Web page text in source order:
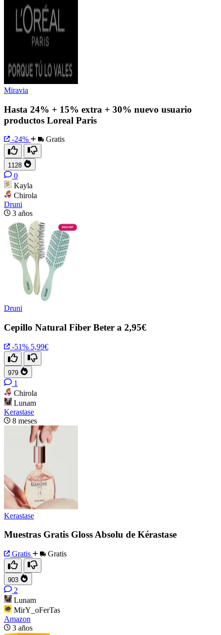
Miravia
Hasta 24% + 15% extra + 30% nuevo usuario
productos Loreal Paris
-24% Gratis
1128
0
Kayla
Chirola
Druni
3 años
Druni
Cepillo Natural Fiber Beter a 2,95€
-51% 5,99€
979
1
Chirola
Lunam
Kerastase
8 meses
Kerastase
Muestras Gratis Gloss Absolu de Kérastase
Gratis Gratis
903
2
Lunam
MirY_oFerTas
Amazon
3 años